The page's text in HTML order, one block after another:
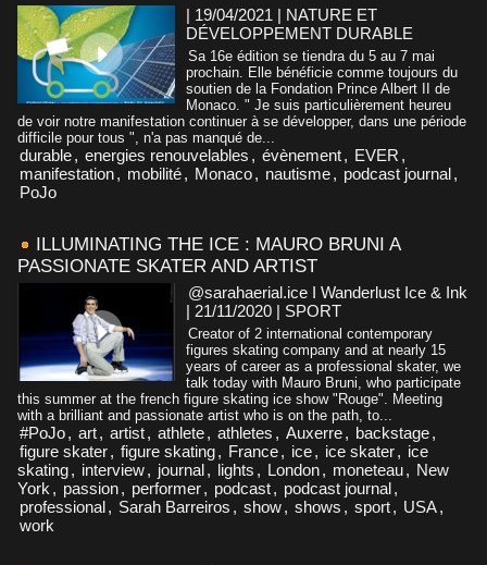
| 19/04/2021 | NATURE ET
DÉVELOPPEMENT DURABLE
Sa 16e édition se tiendra du 5 au 7 mai
prochain. Elle bénéficie comme toujours du
soutien de la Fondation Prince Albert II de
Monaco. " Je suis particulièrement heureu
de voir notre manifestation continuer à se développer, dans une période
difficile pour tous ", n'a pas manqué de...
durable, energies renouvelables , évènement, EVER ,
manifestation, mobilité, Monaco, nautisme, podcast journal,
PoJo
ILLUMINATING THE ICE : MAURO BRUNI A
PASSIONATE SKATER AND ARTIST
@sarahaerial.ice I Wanderlust Ice & Ink
| 21/11/2020 | SPORT
Creator of 2 international contemporary
figures skating company and at nearly 15
years of career as a professional skater, we
talk today with Mauro Bruni, who participate
this summer at the french figure skating ice show "Rouge". Meeting
with a brilliant and passionate artist who is on the path, to...
#PoJo, art, artist, athlete, athletes , Auxerre, backstage,
figure skater, figure skating, France, ice, ice skater, ice
skating, interview, journal, lights , London, moneteau, New
York , passion, performer, podcast, podcast journal,
professional, Sarah Barreiros , show, shows , sport, USA,
work